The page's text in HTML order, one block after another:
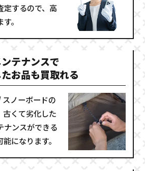
定するので、高
。
テナンスで
お品も買取れる
ノーボードの
古くて劣化した
ナンスができる
になります。